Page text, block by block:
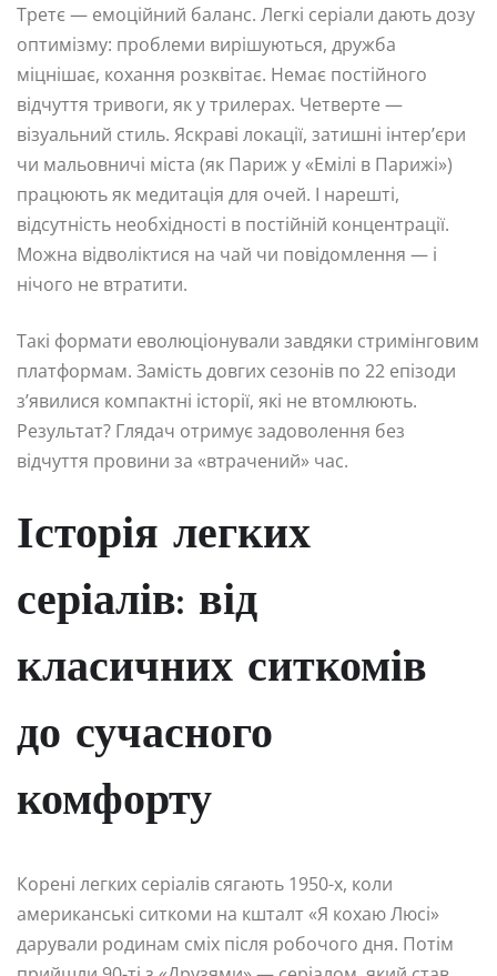
Третє — емоційний баланс. Легкі серіали дають дозу
оптимізму: проблеми вирішуються, дружба
міцнішає, кохання розквітає. Немає постійного
відчуття тривоги, як у трилерах. Четверте —
візуальний стиль. Яскраві локації, затишні інтер’єри
чи мальовничі міста (як Париж у «Емілі в Парижі»)
працюють як медитація для очей. І нарешті,
відсутність необхідності в постійній концентрації.
Можна відволіктися на чай чи повідомлення — і
нічого не втратити.
Такі формати еволюціонували завдяки стримінговим
платформам. Замість довгих сезонів по 22 епізоди
з’явилися компактні історії, які не втомлюють.
Результат? Глядач отримує задоволення без
відчуття провини за «втрачений» час.
Історія легких
серіалів: від
класичних ситкомів
до сучасного
комфорту
Корені легких серіалів сягають 1950-х, коли
американські ситкоми на кшталт «Я кохаю Люсі»
дарували родинам сміх після робочого дня. Потім